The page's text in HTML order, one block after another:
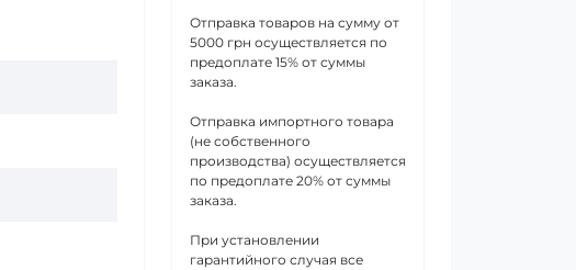
Отправка товаров на сумму от
5000 грн осуществляется по
предоплате 15% от суммы
заказа.
Отправка импортного товара
(не собственного
производства) осуществляется
по предоплате 20% от суммы
заказа.
При установлении
гарантийного случая все